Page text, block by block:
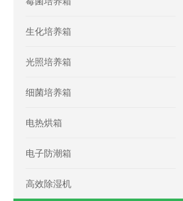
生化培养箱
光照培养箱
细菌培养箱
电热烘箱
电子防潮箱
高效除湿机